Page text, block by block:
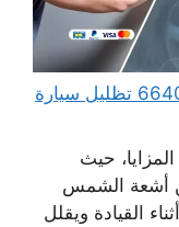
تظليل سيارات متنقل الكويت 66400552 تظليل سيارة
حيث
أشعة الشمس
القيادة ويقلل